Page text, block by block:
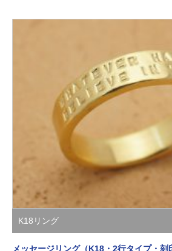
K18リング
メッセージリング（K18・2行タイプ・刻